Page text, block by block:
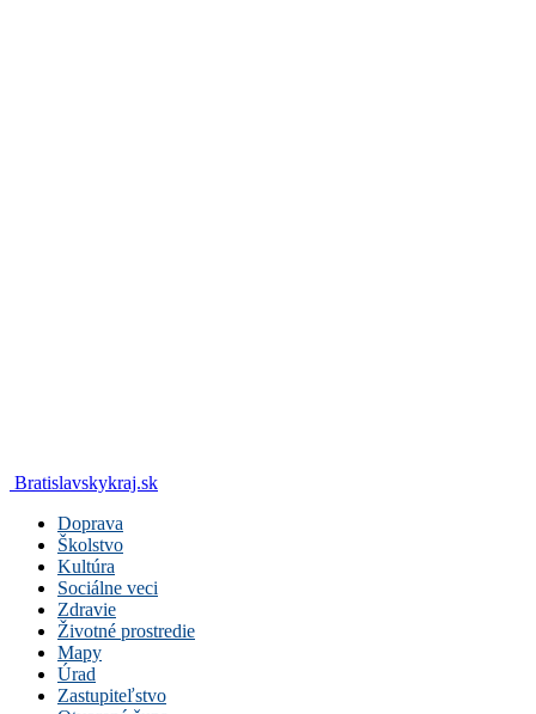
Bratislavskykraj.sk
Doprava
Školstvo
Kultúra
Sociálne veci
Zdravie
Životné prostredie
Mapy
Úrad
Zastupiteľstvo